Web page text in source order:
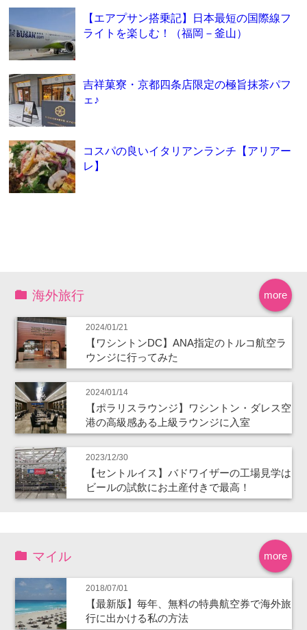
【エアプサン搭乗記】日本最短の国際線フ
ライトを楽しむ！（福岡－釜山）
吉祥菓寮・京都四条店限定の極旨抹茶パフ
ェ♪
コスパの良いイタリアンランチ【アリアー
レ】
more
海外旅行
2024/01/21
【ワシントンDC】ANA指定のトルコ航空ラ
ウンジに行ってみた
2024/01/14
【ポラリスラウンジ】ワシントン・ダレス空
港の高級感ある上級ラウンジに入室
2023/12/30
【セントルイス】バドワイザーの工場見学は
ビールの試飲にお土産付きで最高！
more
マイル
2018/07/01
【最新版】毎年、無料の特典航空券で海外旅
行に出かける私の方法